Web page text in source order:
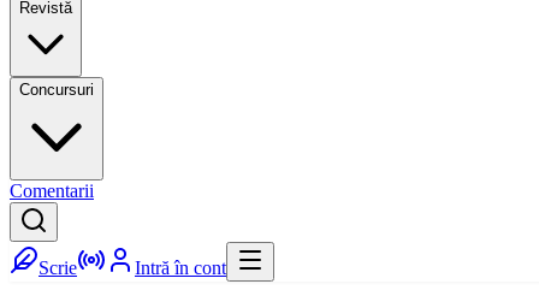
Revistă
Concursuri
Comentarii
Scrie Intră în cont